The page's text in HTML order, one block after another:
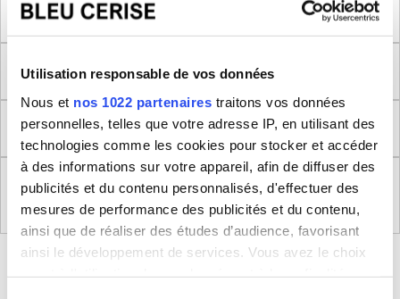
Utilisation responsable de vos données
Nous et nos 1022 partenaires traitons vos données
personnelles, telles que votre adresse IP, en utilisant des
technologies comme les cookies pour stocker et accéder
à des informations sur votre appareil, afin de diffuser des
publicités et du contenu personnalisés, d'effectuer des
mesures de performance des publicités et du contenu,
ainsi que de réaliser des études d’audience, favorisant
ainsi le développement de services. Vous avez le choix
Méthode de mesure
Dimensions produit
Retour
Règlement (UE) 2023/988 relatifs à la Sécurité
Générale des Produits
BLEUCERISE VOUS CONSEILLE